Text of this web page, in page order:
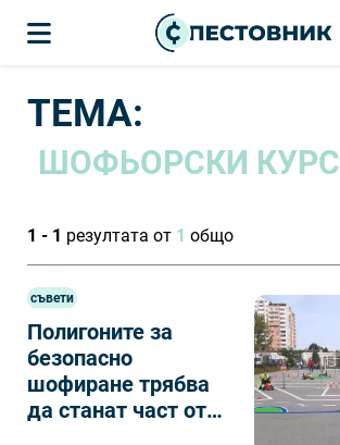
ТЕМА:
ШОФЬОРСКИ КУРС
1 - 1 резултата от 1 общо
съвети
Полигоните за
безопасно
шофиране трябва
да станат част от